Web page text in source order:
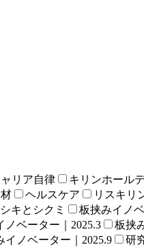
リア自律 キリンホール
ヘルスケア リスキリ
キとシクミ 板挟みイノ
ノベーター｜2025.3 板挟
イノベーター｜2025.9 研